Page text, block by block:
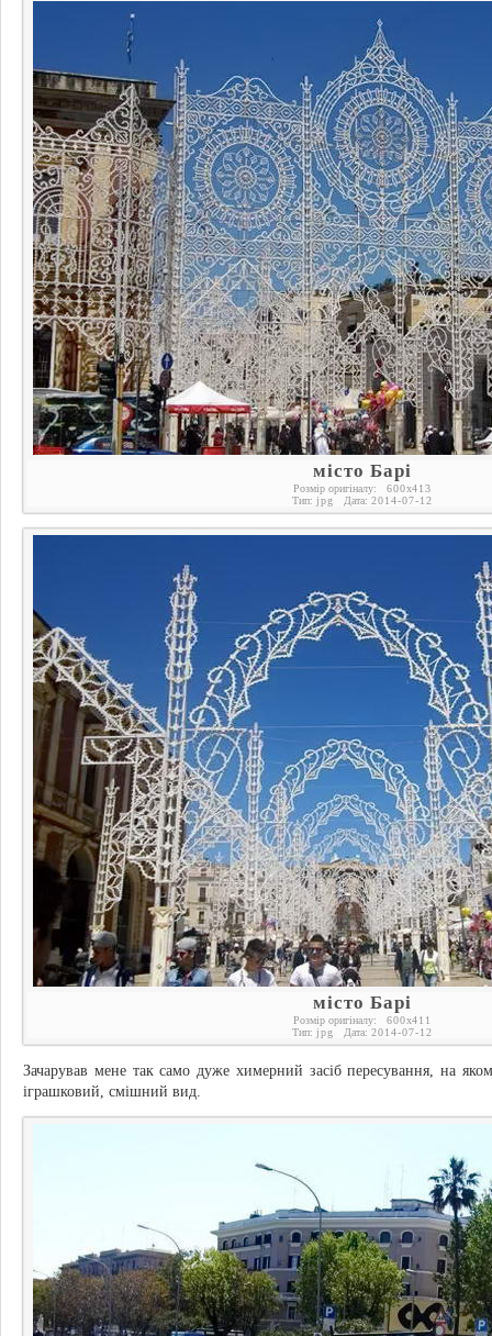
місто Барі
Розмір оригіналу: 600x413
Тип: jpg Дата: 2014-07-12
місто Барі
Розмір оригіналу: 600x411
Тип: jpg Дата: 2014-07-12
Зачарував мене так само дуже химерний засіб пересування, на
іграшковий, смішний вид.